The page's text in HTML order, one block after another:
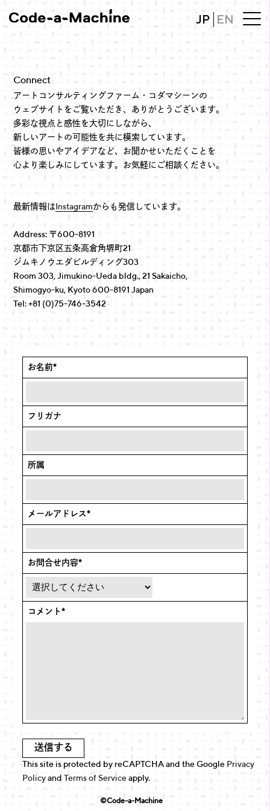
JP EN
Connect
アートコンサルティングファーム・コダマシーンの
ウェブサイトをご覧いただき、ありがとうございます。
多彩な視点と感性を大切にしながら、
新しいアートの可能性を共に模索しています。
皆様の思いやアイデアなど、お聞かせいただくことを
心より楽しみにしています。お気軽にご相談ください。
最新情報は Instagramからも発信しています。
Address: 〒600-8191
京都市下京区五条高倉角堺町21
ジムキノウエダビルディング303
Room 303, Jimukino-Ueda bldg., 21 Sakaicho,
Shimogyo-ku, Kyoto 600-8191 Japan
Tel: +81 (0)75-746-3542
お名前*
フリガナ
所属
メールアドレス*
お問合せ内容*
コメント*
This site is protected by reCAPTCHA and the Google Privacy
Policy and Terms of Service apply.
©︎Code-a-Machine